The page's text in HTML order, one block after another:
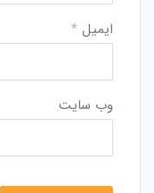
ایمیل *
وب‌ سایت